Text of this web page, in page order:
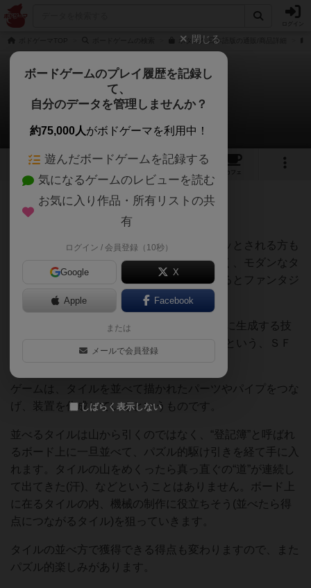
ボタニク 日本語版の通販/商品詳細
ボタニク
山彦さんのレビュー
1 1 4
カフェ
325名 4名 0 約4年前
レーティングが非公開に設定されたユーザー
４本の腕を持った女性のイラストに、ドキッとされる方も
いらっしゃるようですが…。リアルではなく、モダンなタ
ッチのイラストなので、実際に箱を手にするとファンタジ
ックな印象を受けます。
ゲームの設定は、メカ植物学(食料を機械的に生成する技
術)で錆と有毒ガスに汚染された惑星を救うという、ＳＦ
ゲームは、タイルを並べて描かれたパーツやパイプをつな
げ、装置を作成していくというものです。
並べるタイルは山から引くのではなく、“登記簿”と呼ばれ
るボード上に一旦並べて、パズル的駆け引きを経て手に入
れます。タイルの山をめくったら真っ直ぐの“道”が連続し
て出てきた(汗)、などということはありません。ボード上
に在るタイルの内、機械の制作に役立ちそう(並べたら得
点につながるタイル)を狙っていきます。
タイルの並べ方で獲得できる得点も変わりますので、また
パズル的楽しみがあります。
閉じる
ボードゲームのプレイ履歴を記録し
て、
自分のデータを管理しませんか？
約75,000人がボドゲーマを利用中！
遊んだボードゲームを記録する
気になるゲームのレビューを読む
お気に入り作品・所有リストの共
有
ログイン / 会員登録（10秒）
Google X
Apple Facebook
または
メールで会員登録
しばらく表示しない